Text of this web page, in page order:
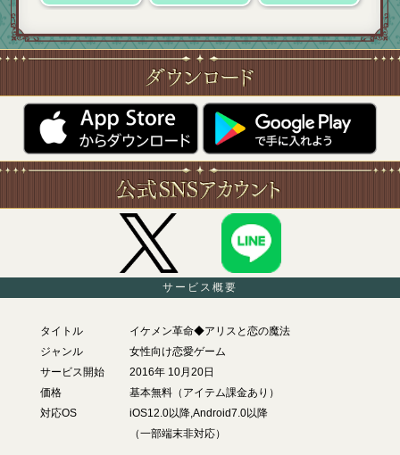
サービス概要
タイトル
イケメン革命◆アリスと恋の魔法
ジャンル
女性向け恋愛ゲーム
サービス開始
2016年 10月20日
価格
基本無料（アイテム課金あり）
対応OS
iOS12.0以降,Android7.0以降
（一部端末非対応）